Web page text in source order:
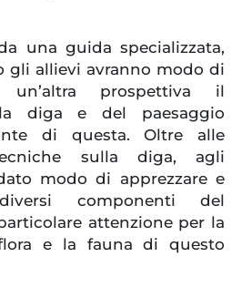
una guida specializzata,
gli allievi avranno modo di
un’altra prospettiva il
diga e del paesaggio
di questa. Oltre alle
sulla diga, agli
modo di apprezzare e
componenti del
attenzione per la
e la fauna di questo